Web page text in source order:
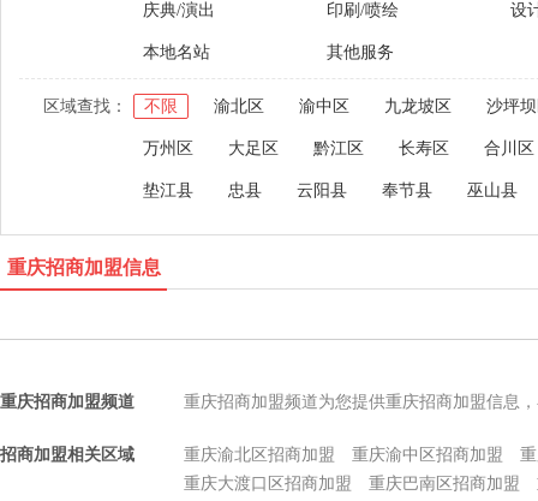
庆典/演出 印刷/喷绘 设
本地名站 其他服务
区域查找： 不限 渝北区 渝中区 九龙坡区 沙坪
万州区 大足区 黔江区 长寿区 合川区
垫江县 忠县 云阳县 奉节县 巫山县
重庆招商加盟信息
重庆招商加盟频道 重庆招商加盟频道为您提供重庆招商加盟信息
招商加盟相关区域 重庆渝北区招商加盟 重庆渝中区招商加盟
重庆大渡口区招商加盟
重庆巴南区招商加盟